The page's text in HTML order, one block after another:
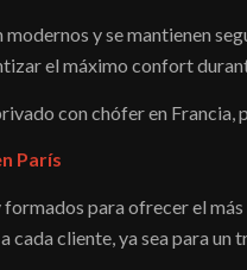
y se mantienen
el máximo confort
con chófer en Francia,
París
para ofrecer el
cliente, ya sea para